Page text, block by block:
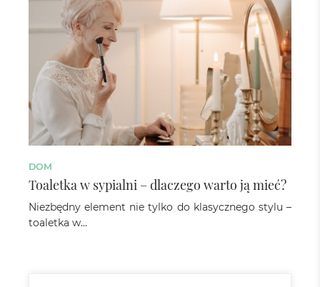
DOM
Toaletka w sypialni – dlaczego warto ją mieć?
Niezbędny element nie tylko do klasycznego stylu –
toaletka w…